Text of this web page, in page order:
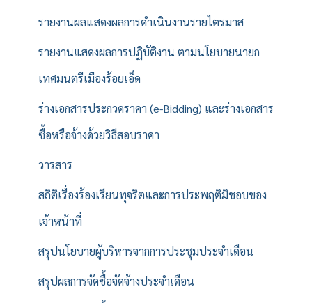
รายงานผลแสดงผลการดำเนินงานรายไตรมาส
รายงานแสดงผลการปฏิบัติงาน ตามนโยบายนายก
เทศมนตรีเมืองร้อยเอ็ด
ร่างเอกสารประกวดราคา (e-Bidding) และร่างเอกสาร
ซื้อหรือจ้างด้วยวิธีสอบราคา
วารสาร
สถิติเรื่องร้องเรียนทุจริตและการประพฤติมิชอบของ
เจ้าหน้าที่
สรุปนโยบายผู้บริหารจากการประชุมประจำเดือน
สรุปผลการจัดซื้อจัดจ้างประจำเดือน